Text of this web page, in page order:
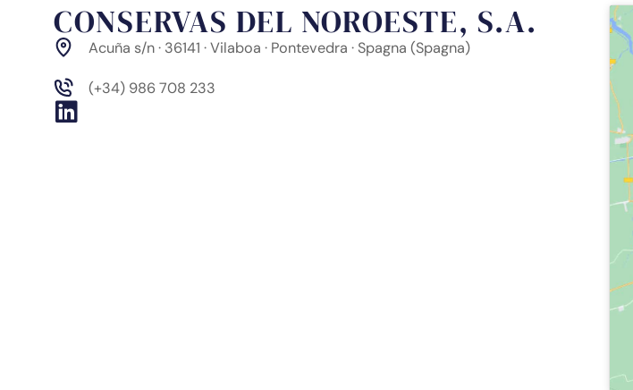
CONSERVAS DEL NOROESTE, S.A.
Acuña s/n · 36141 · Vilaboa · Pontevedra · Spagna (Spagna)
(+34) 986 708 233